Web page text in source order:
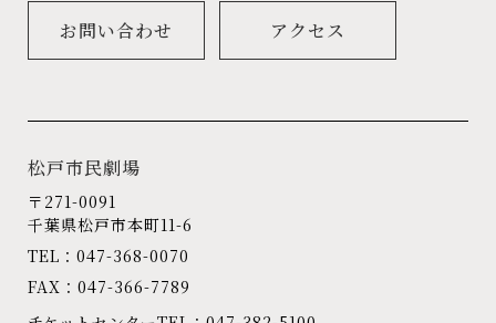
お問い合わせ アクセス
松戸市民劇場
〒271-0091
千葉県松戸市本町11-6
TEL：047-368-0070
FAX：047-366-7789